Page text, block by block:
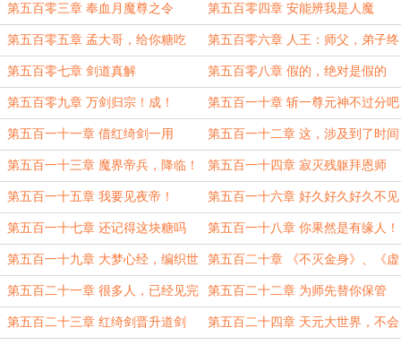
们杀了
第五百零三章 奉血月魔尊之令 第五百零四章 安能辨我是人魔
第五百零五章 孟大哥，给你糖吃 第五百零六章 人王：师父，弟子终
于见到你了
第五百零七章 剑道真解 第五百零八章 假的，绝对是假的
第五百零九章 万剑归宗！成！ 第五百一十章 斩一尊元神不过分吧
第五百一十一章 借红绮剑一用 第五百一十二章 这，涉及到了时间
大道
第五百一十三章 魔界帝兵，降临！ 第五百一十四章 寂灭残躯拜恩师
第五百一十五章 我要见夜帝！ 第五百一十六章 好久好久好久不见
了，孟凡
第五百一十七章 还记得这块糖吗 第五百一十八章 你果然是有缘人！
第五百一十九章 大梦心经，编织世
界
第五百二十章 《不灭金身》、《虚
空行走》
第五百二十一章 很多人，已经见完
了最后一面
第五百二十二章 为师先替你保管
第五百二十三章 红绮剑晋升道剑 第五百二十四章 天元大世界，不会